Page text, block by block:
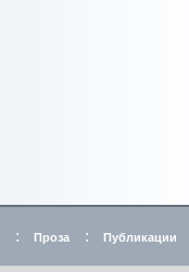
: Проза : Публикации